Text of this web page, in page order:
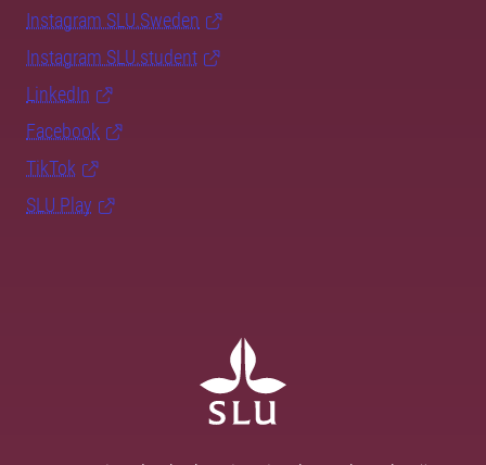
Instagram SLU.Sweden
Instagram SLU.student
LinkedIn
Facebook
TikTok
SLU Play